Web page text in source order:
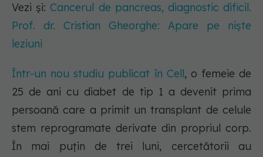
Vezi și:Cancerul de pancreas, diagnostic dificil.
Prof. dr. Cristian Gheorghe: Apare pe niște
leziuni
Într-un nou studiu publicat în Cell, o femeie de
25 de ani cu diabet de tip 1 a devenit prima
persoană care a primit un transplant de celule
stem reprogramate derivate din propriul corp.
În mai puțin de trei luni, cercetătorii au